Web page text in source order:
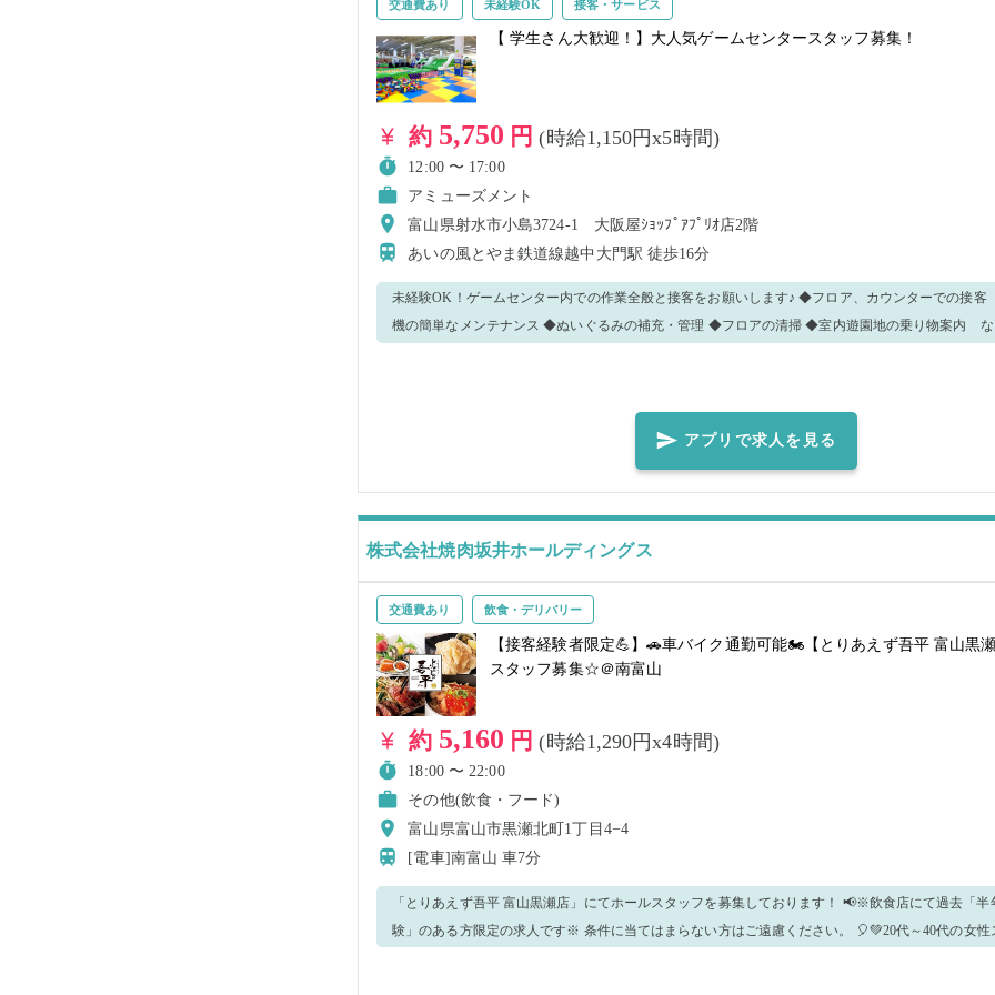
交通費あり 未経験OK 接客・サービス
【 学生さん大歓迎！】大人気ゲームセンタースタッフ募集！
約 5,750 円(時給1,150円x5時間)
12:00 〜 17:00
アミューズメント
富山県射水市小島3724-1 大阪屋ｼｮｯﾌﾟｱﾌﾟﾘｵ店2階
あいの風とやま鉄道線越中大門駅 徒歩16分
未経験OK！ゲームセンター内での作業全般と接客をお願いします♪ ◆フロア、カウンター
機の簡単なメンテナンス ◆ぬいぐるみの補充・管理 ◆フロアの清掃 ◆室内遊園地の乗り物案内 な
ご希望の方はお気軽に店舗スタッフへお声がけください♪ 雇用条件等をご説明し、条件が合いそうで
①当日の交通手段 ※基本的に立ち仕事となります。また、ゴーカートへの搭乗サポートなどやや中腰での業務も含ま
れるので体力に自信のある方のご応募をお願いします！。
アプリで求人を見る
株式会社焼肉坂井ホールディングス
交通費あり 飲食・デリバリー
【接客経験者限定💪】🚗車バイク通勤可能🏍【とりあえず吾平 富山黒
スタッフ募集☆＠南富山
約 5,160 円(時給1,290円x4時間)
18:00 〜 22:00
その他(飲食・フード)
富山県富山市黒瀬北町1丁目4−4
[電車]南富山車7分
「とりあえず吾平 富山黒瀬店」にてホールスタッフを募集しております！ 📢※飲食店にて過去「半年以上の接客経
験」のある方限定の求人です※ 条件に当てはまらない方はご遠慮ください。 🎈💚20代～40代の女性スタッフ活躍中💚